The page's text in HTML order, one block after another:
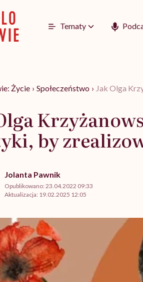
Tematy
Życie › Społeczeństwo › Jak Olga
by
Jolanta Pawnik
Opublikowano:23.04.2022 09:33
Aktualizacja: 19.02.2025 12:05